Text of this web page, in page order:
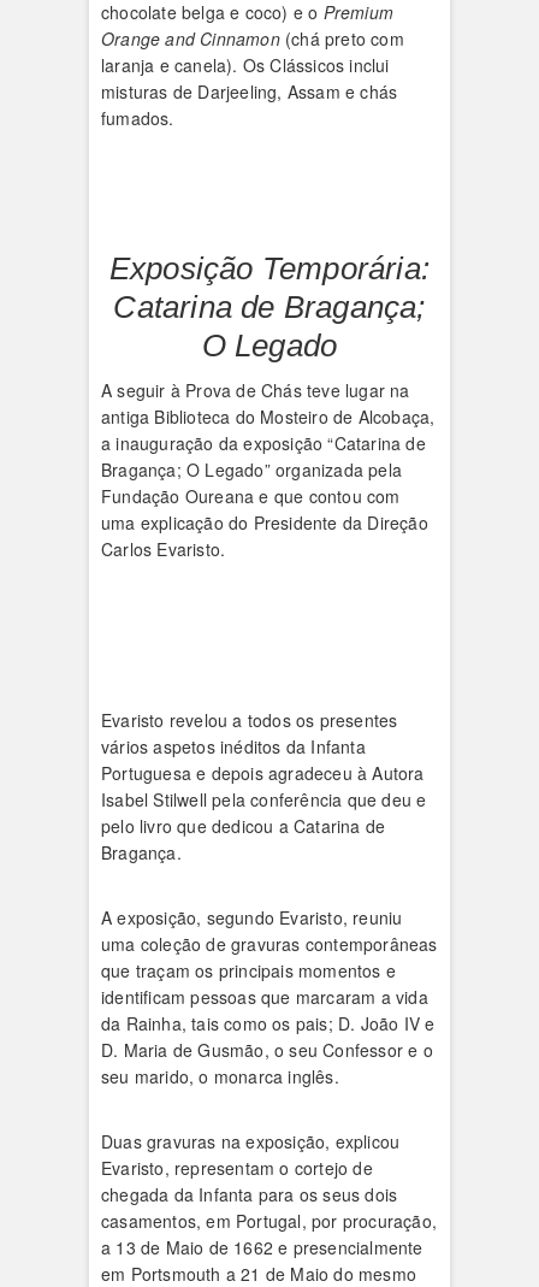
chocolate belga e coco) e o Premium
Orange and Cinnamon(chá preto com
laranja e canela). Os Clássicos inclui
misturas de Darjeeling, Assam e chás
fumados.
Exposição Temporária:
Catarina de Bragança;
O Legado
A seguir à Prova de Chás teve lugar na
antiga Biblioteca do Mosteiro de Alcobaça,
a inauguração da exposição “Catarina de
Bragança; O Legado” organizada pela
Fundação Oureana e que contou com
uma explicação do Presidente da Direção
Carlos Evaristo.
Evaristo revelou a todos os presentes
vários aspetos inéditos da Infanta
Portuguesa e depois agradeceu à Autora
Isabel Stilwell pela conferência que deu e
pelo livro que dedicou a Catarina de
Bragança.
A exposição, segundo Evaristo, reuniu
uma coleção de gravuras contemporâneas
que traçam os principais momentos e
identificam pessoas que marcaram a vida
da Rainha, tais como os pais; D. João IV e
D. Maria de Gusmão, o seu Confessor e o
seu marido, o monarca inglês.
Duas gravuras na exposição, explicou
Evaristo, representam o cortejo de
chegada da Infanta para os seus dois
casamentos, em Portugal, por procuração,
a 13 de Maio de 1662 e presencialmente
em Portsmouth a 21 de Maio do mesmo